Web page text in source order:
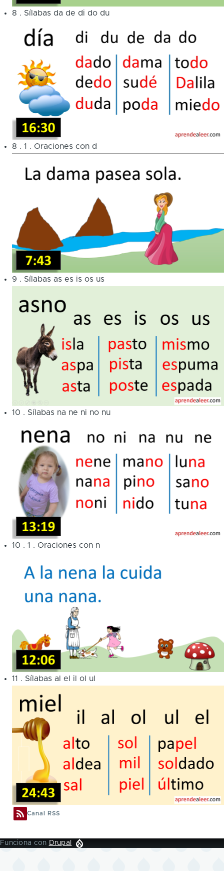
8 . Sílabas da de di do du
8 . 1 . Oraciones con d
9 . Sílabas as es is os us
10 . Sílabas na ne ni no nu
10 . 1 . Oraciones con n
11 . Sílabas al el il ol ul
Canal RSS
Funciona con Drupal